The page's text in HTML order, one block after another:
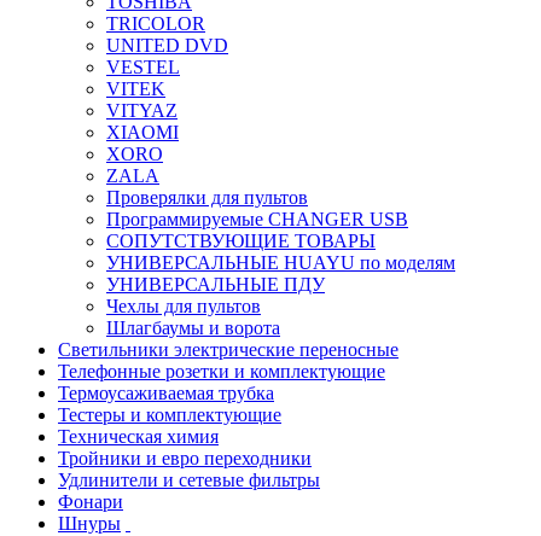
TRICOLOR
UNITED DVD
VESTEL
VITEK
VITYAZ
XIAOMI
XORO
ZALA
Проверялки для пультов
Программируемые CHANGER USB
СОПУТСТВУЮЩИЕ ТОВАРЫ
УНИВЕРСАЛЬНЫЕ HUAYU по моделям
УНИВЕРСАЛЬНЫЕ ПДУ
Чехлы для пультов
Шлагбаумы и ворота
Светильники электрические переносные
Телефонные розетки и комплектующие
Термоусаживаемая трубка
Тестеры и комплектующие
Техническая химия
Тройники и евро переходники
Удлинители и сетевые фильтры
Фонари
Шнуры